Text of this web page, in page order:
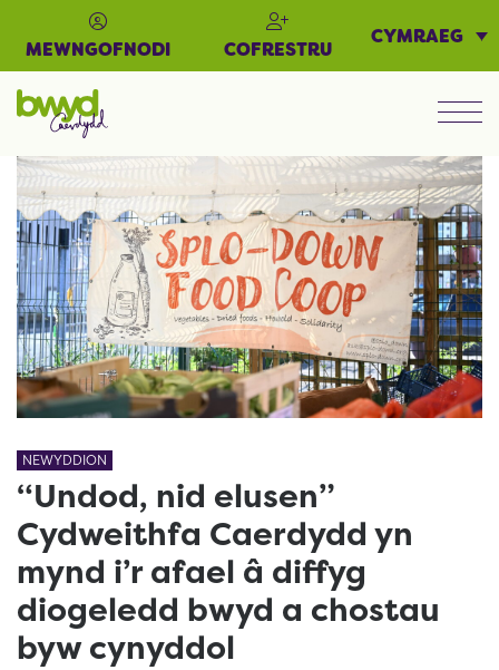
MEWNGOFNODI COFRESTRU
CYMRAEG
NEWYDDION
“Undod, nid elusen”
Cydweithfa Caerdydd yn
mynd i’r afael â diffyg
diogeledd bwyd a chostau
byw cynyddol